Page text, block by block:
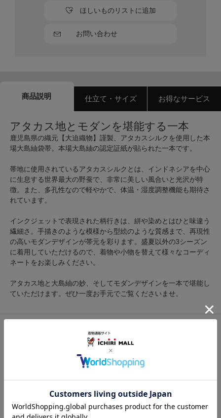
お問い合わせ
ほしいものリストに追加
商品説明 仕立て・サイズ お得なサービス
アタカス地とモダンを堪能する一本
鹿児島県の織元【大迫織物】謹製、アタカスシルクを使用した本
場大島紬袋帯。本場大島紬の認定証紙が貼られた一本です。
帯地に使用されているアタカスシルクとは、インドネシアを中心
に生息する世界最大の野蚕で、非常に美しい風合いと光沢が特
徴。また、多孔性なので軽やかで、体温・湿度調整機能も期待さ
れています。
インクジェットで表現された柄行きは、絣や染めとはひと味違う
繊細さ。手描きのような模様から型絵のような質感まで、再現性
の高いモダンデザインが帯元を彩ります。盛夏以外の3シーズン
に着用していただけるので、着物や小物を替えて様々なコーディ
ネートをお楽しみください。
アタカス地と大島紬の妙、そしてモダンデザインを一本で堪能し
ていただけます。ぜひ一度お手元でご覧くださいませ。
大島
この商品を見た人は
こちらの商品も見ています
注意事項